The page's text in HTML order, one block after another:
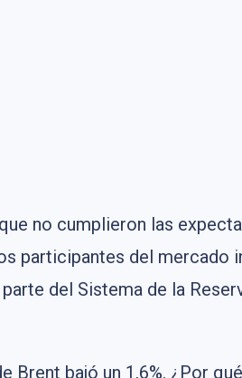
no cumplieron las
participantes del mercado
del Sistema de la
Brent bajó un 1,6%. ¿Por